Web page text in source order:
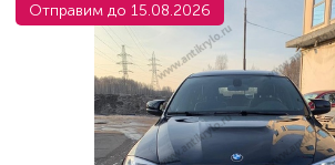
Отправим до 15.08.2026